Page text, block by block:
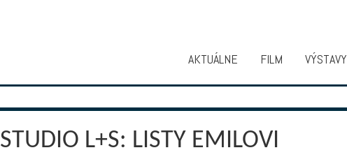
AKTUÁLNE FILM VÝSTAVY
STUDIO L+S: LISTY EMILOVI